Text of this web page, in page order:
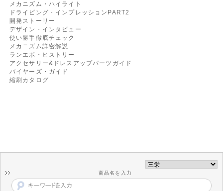
メカニズム・ハイライト
ドライビング・インプレッションPART2
開発ストーリー
デザイン・インタビュー
使い勝手徹底チェック
メカニズム詳密解説
ランエボ・ヒストリー
アクセサリー&ドレスアップパーツガイド
バイヤーズ・ガイド
縮刷カタログ
商品名を入力